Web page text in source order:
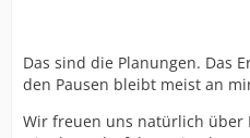
Das sind die Planungen. Das
den Pausen bleibt meist an
Wir freuen uns natürlich über